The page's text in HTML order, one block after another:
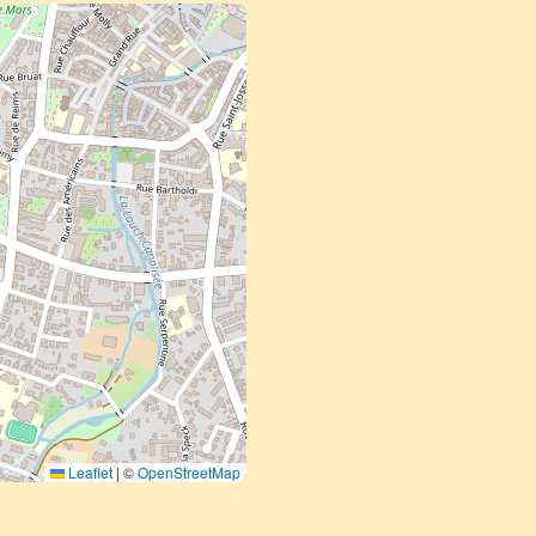
Leaflet | ©OpenStreetMap